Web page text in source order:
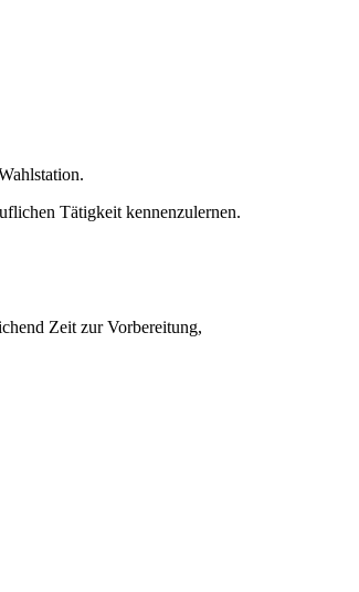
Tätigkeit kennenzulernen.
Zeit zur Vorbereitung,